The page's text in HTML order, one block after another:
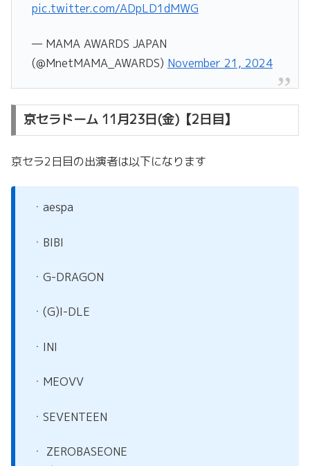
pic.twitter.com/ADpLD1dMWG
— MAMA AWARDS JAPAN
(@MnetMAMA_AWARDS) November 21, 2024
京セラドーム 11月23日(金)【2日目】
京セラ2日目の出演者は以下になります
ㆍaespa
ㆍBIBI
ㆍG-DRAGON
ㆍ(G)I-DLE
ㆍINI
ㆍMEOVV
ㆍSEVENTEEN
ㆍ ZEROBASEONE